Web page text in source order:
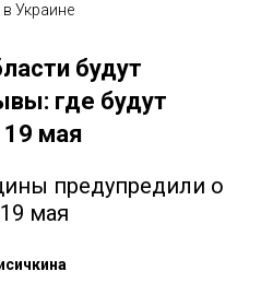
Украине
будут
где будут
19 мая
предупредили о
мая